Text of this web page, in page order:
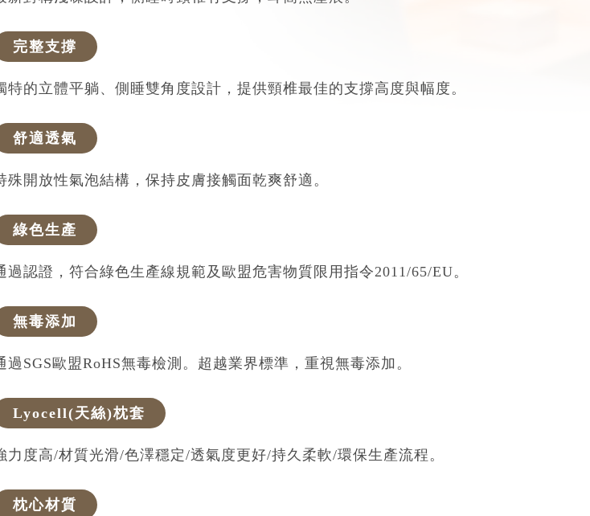
溫感慢回彈材質，睡眠中就能放鬆肩部肌肉壓力。
親耳無壓痕
最新對稱淺碟設計，側睡時頸椎有支撐，耳窩無壓痕。
完整支撐
獨特的立體平躺、側睡雙角度設計，提供頸椎最佳的支撐高度與幅度。
舒適透氣
特殊開放性氣泡結構，保持皮膚接觸面乾爽舒適。
綠色生產
通過認證，符合綠色生產線規範及歐盟危害物質限用指令2011/65/EU。
無毒添加
通過SGS歐盟RoHS無毒檢測。超越業界標準，重視無毒添加。